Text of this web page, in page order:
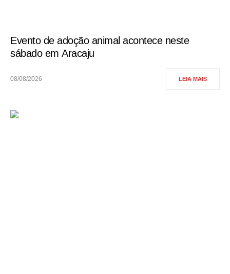
Evento de adoção animal acontece neste
sábado em Aracaju
08/08/2026 LEIA MAIS